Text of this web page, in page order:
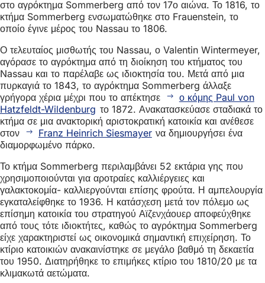
στο αγρόκτημα Sommerberg από τον 17ο αιώνα. Το 1816, το
κτήμα Sommerberg ενσωματώθηκε στο Frauenstein, το
οποίο έγινε μέρος του Nassau το 1806.
Ο τελευταίος μισθωτής του Nassau, ο Valentin Wintermeyer,
αγόρασε το αγρόκτημα από τη διοίκηση του κτήματος του
Nassau και το παρέλαβε ως ιδιοκτησία του. Μετά από μια
πυρκαγιά το 1843, το αγρόκτημα Sommerberg άλλαξε
γρήγορα χέρια μέχρι που το απέκτησε
ο κόμης Paul von
Hatzfeldt-Wildenburg το 1872. Ανακατασκεύασε σταδιακά το
κτήμα σε μια ανακτορική αριστοκρατική κατοικία και ανέθεσε
στον
Franz Heinrich Siesmayer να δημιουργήσει ένα
διαμορφωμένο πάρκο.
Το κτήμα Sommerberg περιλαμβάνει 52 εκτάρια γης που
χρησιμοποιούνται για αροτραίες καλλιέργειες και
γαλακτοκομία- καλλιεργούνται επίσης φρούτα. Η αμπελουργία
εγκαταλείφθηκε το 1936. Η κατάσχεση μετά τον πόλεμο ως
επίσημη κατοικία του στρατηγού Αϊζενχάουερ αποφεύχθηκε
από τους τότε ιδιοκτήτες, καθώς το αγρόκτημα Sommerberg
είχε χαρακτηριστεί ως οικονομικά σημαντική επιχείρηση. Το
κτίριο κατοικιών ανακαινίστηκε σε μεγάλο βαθμό τη δεκαετία
του 1950. Διατηρήθηκε το επιμήκες κτίριο του 1810/20 με τα
κλιμακωτά αετώματα.